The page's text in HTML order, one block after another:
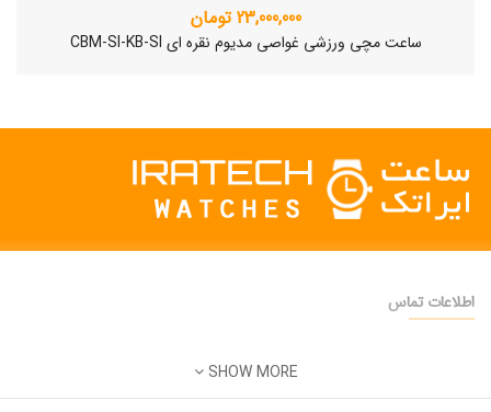
23,000,000 تومان
ساعت مچی ورزشی غواصی مدیوم نقره ای CBM-SI-KB-SI
ساعت مچی سوئیسی SLOW "AM/PM" – 01..
اطلاعات تماس
SHOW MORE